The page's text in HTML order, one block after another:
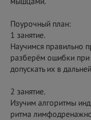
Поурочный план:
1 занятие.
Научимся правильно
разберём ошибки
допускать их в
2 занятие.
Изучим алгоритмы
ритма